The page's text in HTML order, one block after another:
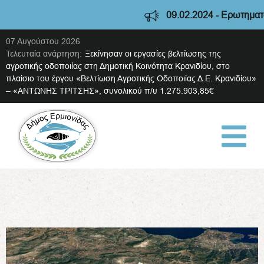
09.02.2024 -
07 Αυγούστου 2026
Τελευταία ανάρτηση: Ξεκίνησαν οι εργασίες βελτίωσης της
αγροτικής οδοποιίας στη Δημοτική Κοινότητα Κρανιδίου, στο
πλαίσιο του έργου «Βελτίωση Αγροτικής Οδοποιίας Δ.Ε. Κρανιδίου»
– «ΑΝΤΩΝΗΣ ΤΡΙΤΣΗΣ», συνολικού π/υ 1.275.903,85€